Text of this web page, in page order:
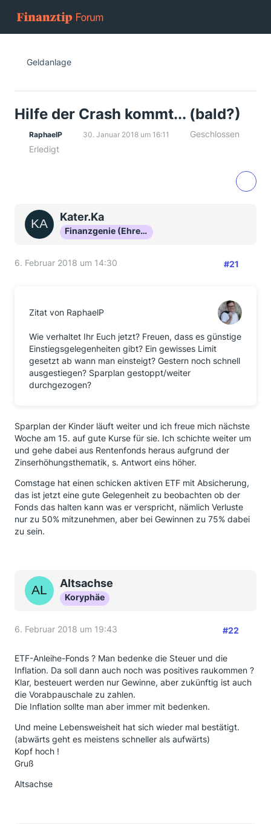
Geldanlage
Hilfe der Crash kommt... (bald?)
RaphaelP 30. Januar 2018 um 16:11
Geschlossen
Erledigt
Kater.Ka
Finanzgenie (Ehrenmitglied)
6. Februar 2018 um 14:30 #21
Zitat von RaphaelP
Wie verhaltet Ihr Euch jetzt? Freuen, dass es günstige
Einstiegsgelegenheiten gibt? Ein gewisses Limit
gesetzt ab wann man einsteigt? Gestern noch schnell
ausgestiegen? Sparplan gestoppt/weiter
durchgezogen?
Sparplan der Kinder läuft weiter und ich freue mich nächste
Woche am 15. auf gute Kurse für sie. Ich schichte weiter um
und gehe dabei aus Rentenfonds heraus aufgrund der
Zinserhöhungsthematik, s. Antwort eins höher.
Comstage hat einen schicken aktiven ETF mit Absicherung,
das ist jetzt eine gute Gelegenheit zu beobachten ob der
Fonds das halten kann was er verspricht, nämlich Verluste
nur zu 50% mitzunehmen, aber bei Gewinnen zu 75% dabei
zu sein.
Altsachse
Koryphäe
6. Februar 2018 um 19:43 #22
ETF-Anleihe-Fonds ? Man bedenke die Steuer und die
Inflation. Da soll dann auch noch was positives raukommen ?
Klar, besteuert werden nur Gewinne, aber zukünftig ist auch
die Vorabpauschale zu zahlen.
Die Inflation sollte man aber immer mit bedenken.
Und meine Lebensweisheit hat sich wieder mal bestätigt.
(abwärts geht es meistens schneller als aufwärts)
Kopf hoch !
Gruß
Altsachse